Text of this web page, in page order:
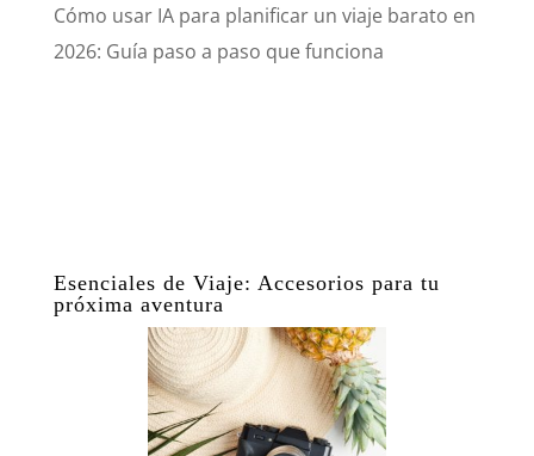
Cómo usar IA para planificar un viaje barato en
2026: Guía paso a paso que funciona
Esenciales de Viaje: Accesorios para tu
próxima aventura